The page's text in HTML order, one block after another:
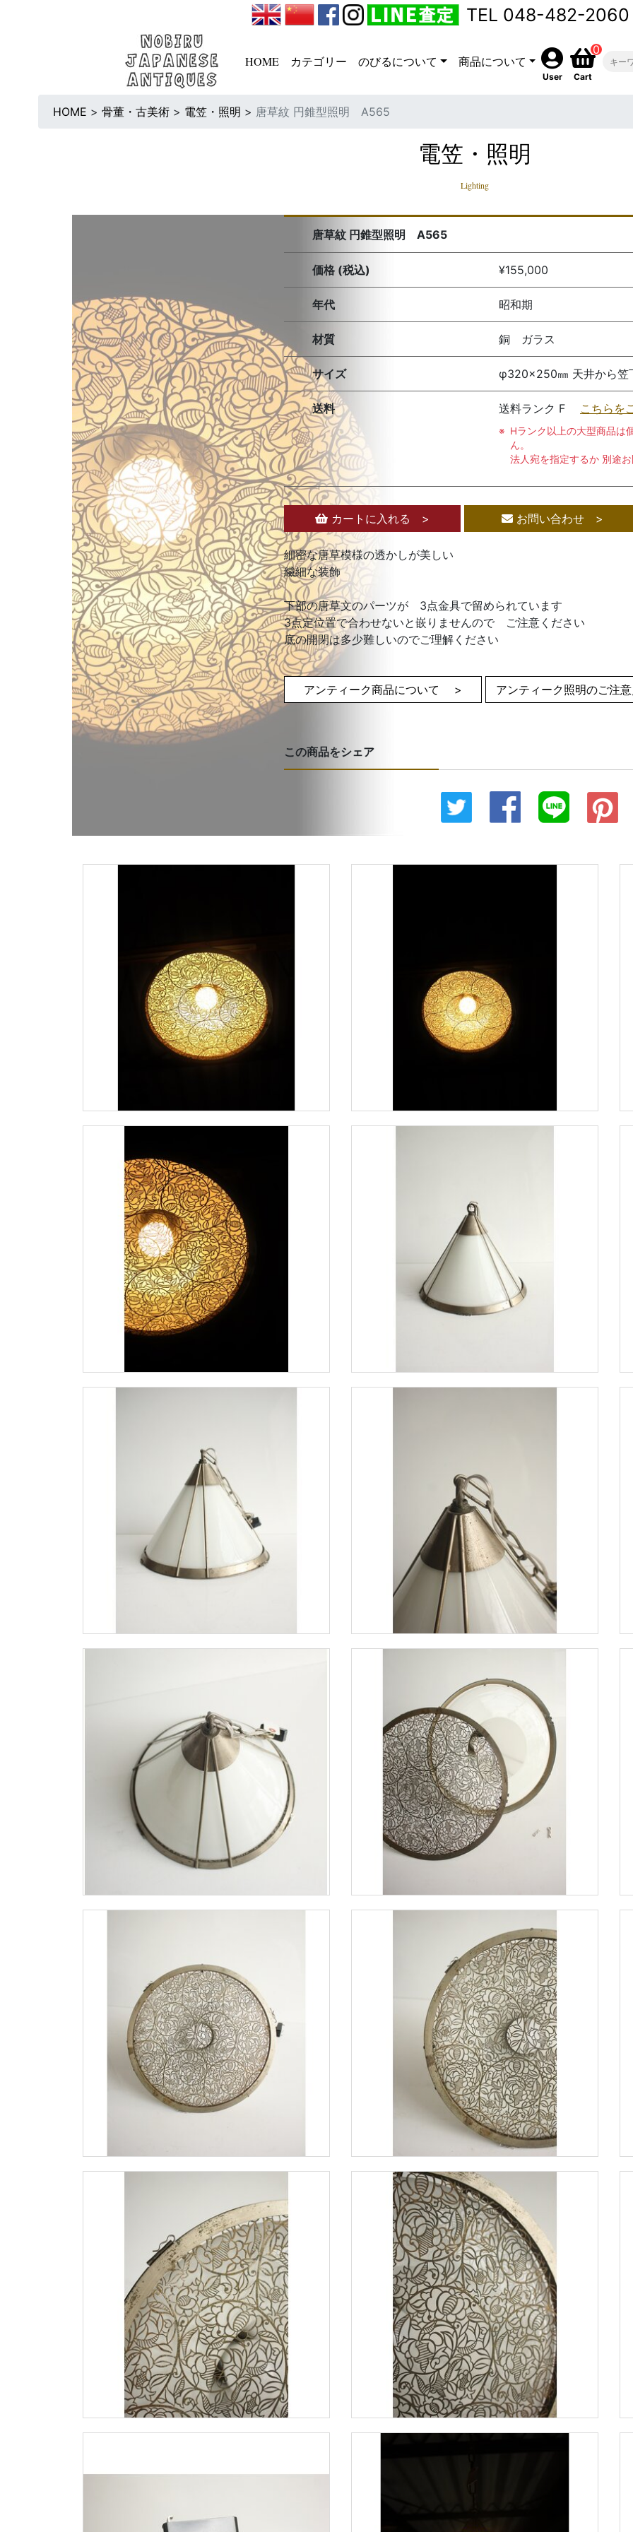
TEL 048-482-2060
HOME カテゴリー のびるについて 商品について
User
0
Cart
HOME > 骨董・古美術 > 電笠・照明 > 唐草紋 円錐型照明 A565
電笠・照明
Lighting
唐草紋 円錐型照明 A565
価格 (税込) ¥155,000
年代 昭和期
材質 銅 ガラス
サイズ φ320×250㎜ 天井から笠
送料 送料ランク F こちらを
Hランク以上の大型商品は
ん。
法人宛を指定するか 別途
カートに入れる > お問い合わせ >
細密な唐草模様の透かしが美しい
繊細な装飾
下部の唐草文のパーツが 3点金具で留められています
3点定位置で合わせないと嵌りませんので ご注意ください
底の開閉は多少難しいのでご理解ください
アンティーク商品について > アンティーク照明のご
この商品をシェア